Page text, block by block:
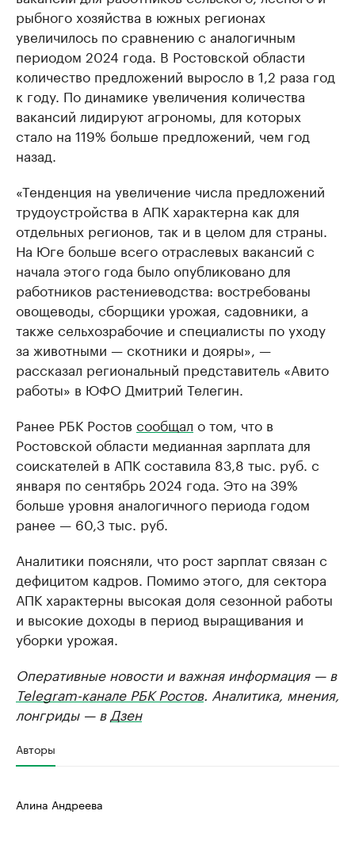
рыбного хозяйства в южных регионах
увеличилось по сравнению с аналогичным
периодом 2024 года. В Ростовской области
количество предложений выросло в 1,2 раза год
к году. По динамике увеличения количества
вакансий лидируют агрономы, для которых
стало на 119% больше предложений, чем год
назад.
«Тенденция на увеличение числа предложений
трудоустройства в АПК характерна как для
отдельных регионов, так и в целом для страны.
На Юге больше всего отраслевых вакансий с
начала этого года было опубликовано для
работников растениеводства: востребованы
овощеводы, сборщики урожая, садовники, а
также сельхозрабочие и специалисты по уходу
за животными — скотники и дояры», —
рассказал региональный представитель «Авито
работы» в ЮФО Дмитрий Телегин.
Ранее РБК Ростов сообщал о том, что в
Ростовской области медианная зарплата для
соискателей в АПК составила 83,8 тыс. руб. с
января по сентябрь 2024 года. Это на 39%
больше уровня аналогичного периода годом
ранее — 60,3 тыс. руб.
Аналитики поясняли, что рост зарплат связан с
дефицитом кадров. Помимо этого, для сектора
АПК характерны высокая доля сезонной работы
и высокие доходы в период выращивания и
уборки урожая.
Оперативные новости и важная информация — в
Telegram-канале РБК Ростов. Аналитика, мнения,
лонгриды — в Дзен
Авторы
Алина Андреева